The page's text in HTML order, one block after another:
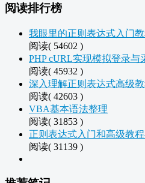
阅读排行榜
我眼里的正则表达式入门
阅读( 54602 )
PHP cURL实现模拟登录与
阅读( 45932 )
深入理解正则表达式高级
阅读( 42603 )
VBA基本语法整理
阅读( 31853 )
正则表达式入门和高级教
阅读( 31139 )